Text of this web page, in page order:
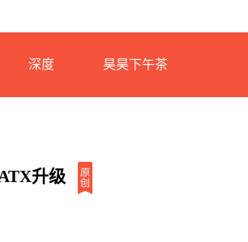
深度 昊昊下午茶
升级